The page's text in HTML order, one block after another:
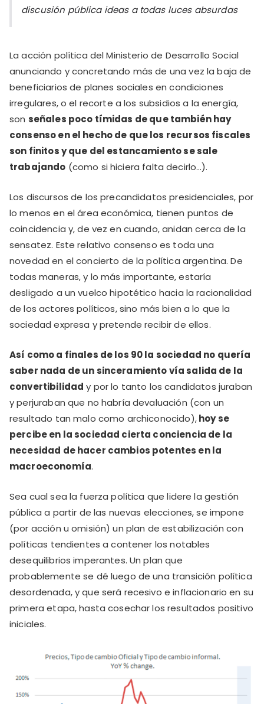
discusión pública ideas a todas luces absurdas
La acción política del Ministerio de Desarrollo Social
anunciando y concretando más de una vez la baja de
beneficiarios de planes sociales en condiciones
irregulares, o el recorte a los subsidios a la energía,
son señales poco tímidas de que también hay
consenso en el hecho de que los recursos fiscales
son finitos y que del estancamiento se sale
trabajando (como si hiciera falta decirlo…).
Los discursos de los precandidatos presidenciales, por
lo menos en el área económica, tienen puntos de
coincidencia y, de vez en cuando, anidan cerca de la
sensatez. Este relativo consenso es toda una
novedad en el concierto de la política argentina. De
todas maneras, y lo más importante, estaría
desligado a un vuelco hipotético hacia la racionalidad
de los actores políticos, sino más bien a lo que la
sociedad expresa y pretende recibir de ellos.
Así como a finales de los 90 la sociedad no quería
saber nada de un sinceramiento vía salida de la
convertibilidad y por lo tanto los candidatos juraban
y perjuraban que no habría devaluación (con un
resultado tan malo como archiconocido),hoy se
percibe en la sociedad cierta conciencia de la
necesidad de hacer cambios potentes en la
macroeconomía.
Sea cual sea la fuerza política que lidere la gestión
pública a partir de las nuevas elecciones, se impone
(por acción u omisión) un plan de estabilización con
políticas tendientes a contener los notables
desequilibrios imperantes. Un plan que
probablemente se dé luego de una transición política
desordenada, y que será recesivo e inflacionario en su
primera etapa, hasta cosechar los resultados positivo
iniciales.